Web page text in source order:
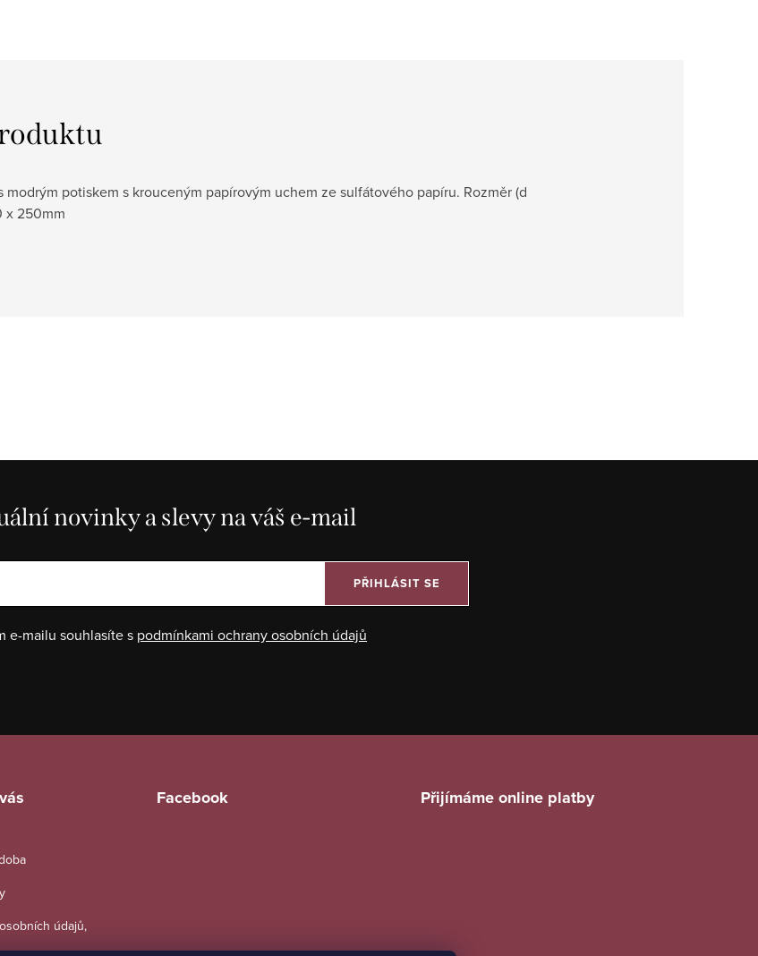
modrým potiskem s krouceným papírovým uchem ze sulfátového papíru. Rozměr (d
x 250mm
novinky a slevy na váš e-mail
e-mailu souhlasíte s podmínkami ochrany osobních údajů
PŘIHLÁSIT SE
údajů,
Facebook Přijímáme online platby